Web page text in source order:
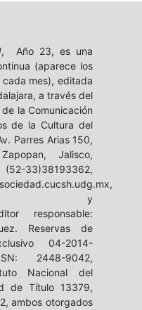
, Año 23, es una
(aparece los
mes), editada
a través del
la Comunicación
de la Cultura del
Parres Arias 150,
Jalisco,
33)38193362,
y
responsable:
Reservas de
04-2014-
2448-9042,
Nacional del
de Título 13379,
ambos otorgados